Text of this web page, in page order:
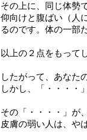
その上に、同じ体勢
仰向けと腹ばい（人
るのです。体の一部
以上の２点をもって
したがって、あなた
しかし、「・・・・
その「・・・・」が
皮膚の弱い人は、や